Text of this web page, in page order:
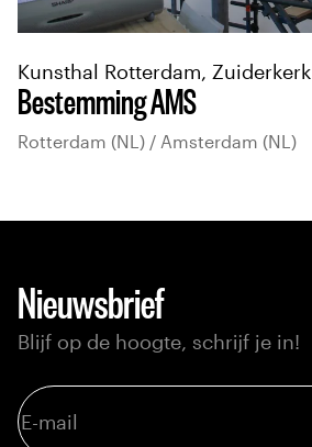
Bestemming AMS
Kunsthal Rotterdam, Zuiderkerk
Rotterdam (NL) / Amsterdam (NL)
Nieuwsbrief
Blijf op de hoogte, schrijf je in!